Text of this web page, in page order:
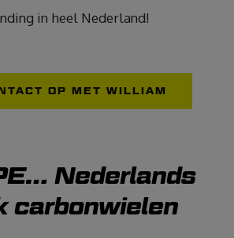
in heel Nederland!
OP MET WILLIAM
Nederlands
carbonwielen